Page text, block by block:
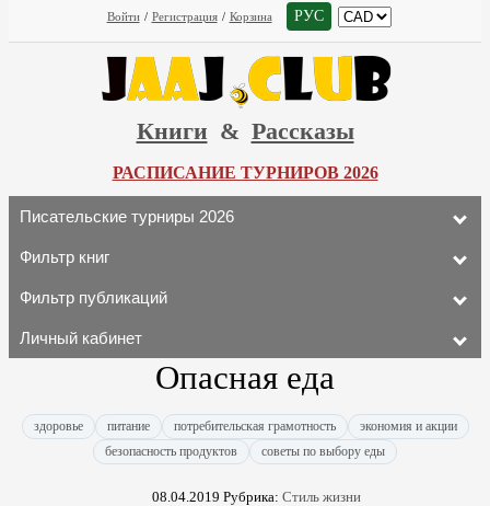
Войти / Регистрация / Корзина РУС
Книги & Рассказы
РАСПИСАНИЕ ТУРНИРОВ 2026
Писательские турниры 2026
Фильтр книг
Фильтр публикаций
Личный кабинет
Опасная еда
здоровье питание потребительская грамотность
экономия и акции
безопасность продуктов
советы по выбору еды
08.04.2019 Рубрика: Стиль жизни